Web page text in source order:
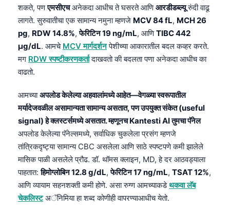
शकते, पणएमसीएचअनेकदा आधीच ते घसरते आणिआरडीडब्ल्यूरुंदी वाढू
लागते. सुरुवातीचा एक सामान्य नमुना म्हणजे MCV 84 fL, MCH 26
pg, RDW 14.8%,फेरिटिन 19 ng/mL, आणिTIBC 442
µg/dL. आमचे MCV मार्गदर्शनपेशीच्या आकारातील बदल कव्हर करते.
मग RDW स्पष्टीकरणकर्तादाखवतो की बदलता पणा अनेकदा आधीच का
वाढतो.
आमच्याअपलोड केलेल्या अहवालांमध्ये आहेत—वेगळ्या स्वरूपातील
मर्यादेजवळील असामान्यता सामान्य असतात, पण उपयुक्त संकेत (useful
signal) हे क्लस्टर्समध्ये असतात. म्हणूनच Kantesti AI तुमचा पॅनेल
अपलोड केलेल्या पॅनेल्समध्ये, सर्वाधिक चुकलेला प्रसंग म्हणजे
तांत्रिकदृष्ट्या सामान्य CBC असलेला आणि साठे स्पष्टपणे कमी झालेले
मासिक पाळी असलेले प्रौढ. डॉ. थॉमस क्लाइन, MD, हे दर आठवड्याला
पाहतात:हिमोग्लोबिन 12.8 g/dL,फेरिटिन 17 ng/mL, TSAT 12%,
आणि व्यायाम सहनशक्ती कमी होणे. असा रुग्ण आमच्याकडेथकवा लॅब
चेकलिस्टअॅनिमिया हा शब्द कोणीही वापरण्याआधीच येतो.